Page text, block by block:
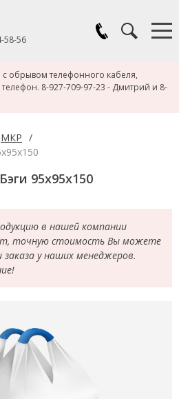
58-56
с обрывом телефонного кабеля,
8-927-709-97-23 - Дмитрий и 8-
МКР /
95x95x150
в нашей компании
точную стоимость Вы можете
у наших менеджеров.